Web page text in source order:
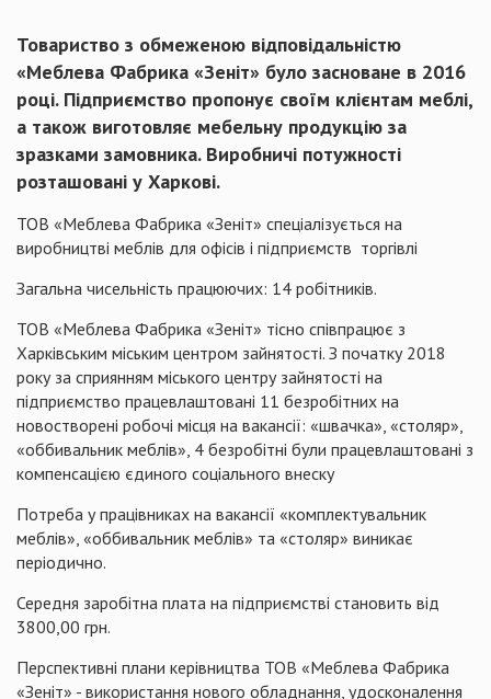
Товариство з обмеженою відповідальністю
«Меблева Фабрика «Зеніт» було засноване в 2016
році. Підприємство пропонує своїм клієнтам меблі,
а також виготовляє мебельну продукцію за
зразками замовника. Виробничі потужності
розташовані у Харкові.
ТОВ «Меблева Фабрика «Зеніт» спеціалізується на
виробництві меблів для офісів і підприємств торгівлі
Загальна чисельність працюючих: 14 робітників.
ТОВ «Меблева Фабрика «Зеніт» тісно співпрацює з
Харківським міським центром зайнятості. З початку 2018
року за сприянням міського центру зайнятості на
підприємство працевлаштовані 11 безробітних на
новостворені робочі місця на вакансії: «швачка», «столяр»,
«оббивальник меблів», 4 безробітні були працевлаштовані з
компенсацією єдиного соціального внеску
Потреба у працівниках на вакансії «комплектувальник
меблів», «оббивальник меблів» та «столяр» виникає
періодично.
Середня заробітна плата на підприємстві становить від
3800,00 грн.
Перспективні плани керівництва ТОВ «Меблева Фабрика
«Зеніт» - використання нового обладнання, удосконалення